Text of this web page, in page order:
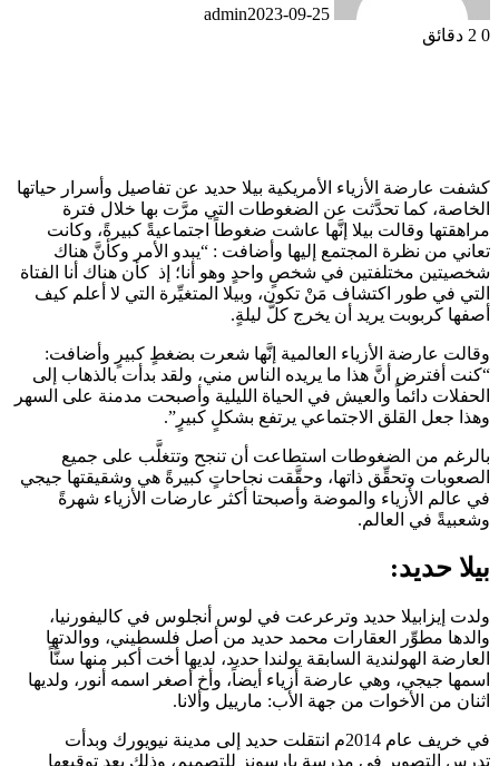
admin2023-09-25
0
كشفت عارضة الأزياء الأمريكية بيلا حديد عن تفاصيل وأسرار حياتها
الخاصة، كما تحدَّثت عن الضغوطات التي مرَّت بها خلال فترة
مراهقتها وقالت بيلا إنَّها عاشت ضغوطاً اجتماعيةً كبيرةً، وكانت
تعاني من نظرة المجتمع إليها وأضافت : “يبدو الأمر وكأنَّ هناك
شخصيتين مختلفتين في شخصٍ واحدٍ وهو أنا؛ إذ كأن هناك أنا الفتاة
التي في طور اكتشاف مَنْ تكون، وبيلا المتغيِّرة التي لا أعلم كيف
أصفها كربوبت يريد أن يخرج كلَّ ليلةٍ.
وقالت عارضة الأزياء العالمية إنَّها شعرت بضغطٍ كبيرٍ وأضافت:
“كنت أفترض أنَّ هذا ما يريده الناس مني، ولقد بدأت بالذهاب إلى
الحفلات دائماً والعيش في الحياة الليلية وأصبحت مدمنة على السهر
وهذا جعل القلق الاجتماعي يرتفع بشكلٍ كبيرٍ”.
بالرغم من الضغوطات استطاعت أن تنجح وتتغلَّب على جميع
الصعوبات وتحقِّق ذاتها، وحقَّقت نجاحاتٍ كبيرةً هي وشقيقتها جيجي
في عالم الأزياء والموضة وأصبحتا أكثر عارضات الأزياء شهرةً
وشعبيةً في العالم.
بيلا حديد:
ولدت إيزابيلا حديد وترعرعت في لوس أنجلوس في كاليفورنيا،
والدها مطوِّر العقارات محمد حديد من أصل فلسطيني، ووالدتها
العارضة الهولندية السابقة يولندا حديد، لديها أخت أكبر منها سنَّاً
اسمها جيجي، وهي عارضة أزياء أيضاً، وأخ أصغر اسمه أنور، ولديها
اثنان من الأخوات من جهة الأب: مارييل وألانا.
في خريف عام 2014م انتقلت حديد إلى مدينة نيويورك وبدأت
تدرس التصوير في مدرسة بارسونز للتصميم، وذلك بعد توقيعها